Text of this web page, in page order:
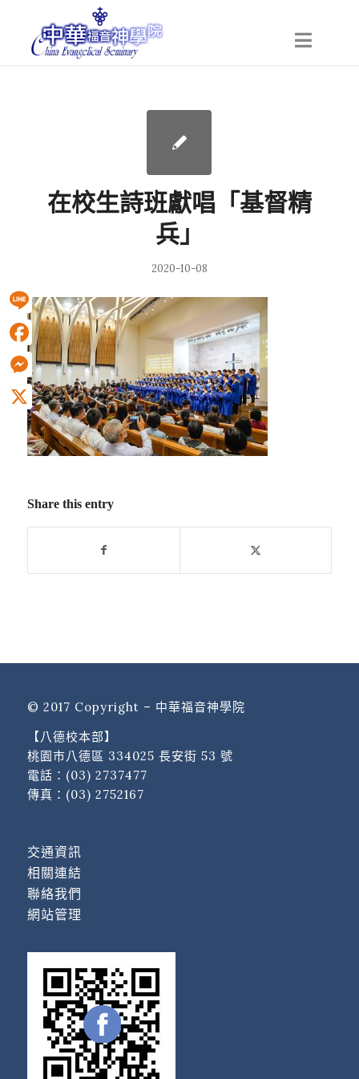
在校生詩班獻唱「基督精
兵」
2020-10-08
Share this entry
© 2017 Copyright – 中華福音神學院
【八德校本部】
桃園市八德區 334025 長安街 53 號
電話： (03) 2737477
傳真：(03) 2752167
交通資訊
相關連結
聯絡我們
網站管理
Line
Facebook
Messenger